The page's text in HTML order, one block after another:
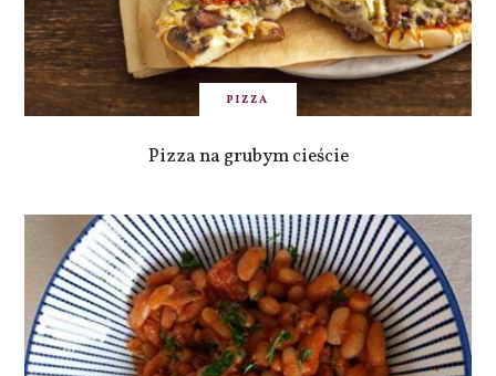
PIZZA
Pizza na grubym cieście